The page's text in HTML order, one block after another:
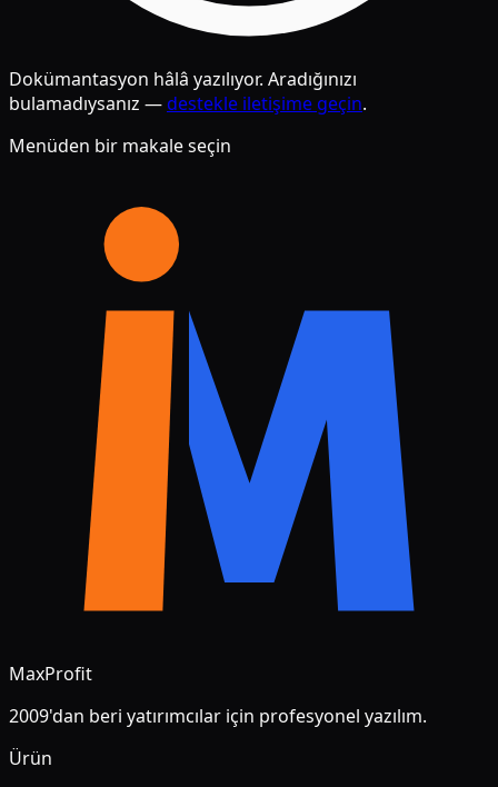
Dokümantasyon hâlâ yazılıyor. Aradığınızı
bulamadıysanız —destekle iletişime geçin.
Menüden bir makale seçin
MaxProfit
2009'dan beri yatırımcılar için profesyonel yazılım.
Ürün